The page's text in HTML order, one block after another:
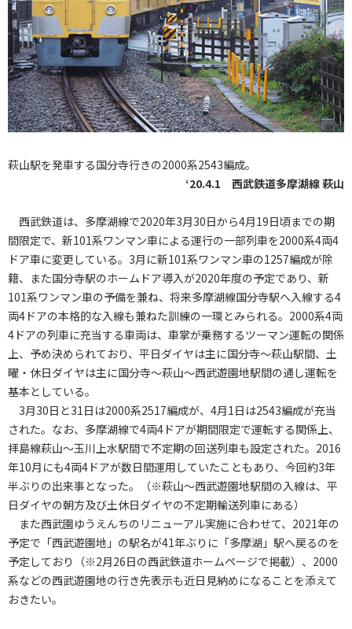
萩山駅を発車する国分寺行きの2000系2543編成。
‘20.4.1 西武鉄道多摩湖線 萩山
西武鉄道は、多摩湖線で2020年3月30日から4月19日頃までの期
間限定で、新101系ワンマン車による運行の一部列車を2000系4両4
ドア車に変更している。3月に新101系ワンマン車の1257編成が除
籍、また国分寺駅のホームドア導入が2020年度の予定であり、新
101系ワンマン車の予備を兼ね、将来多摩湖線国分寺駅へ入線する4
両4ドアの本格的な入線も兼ねた訓練の一環とみられる。2000系4両
4ドアの列車に充当する車両は、車掌が乗務するツーマン運転の関係
上、予め決められており、平日ダイヤは主に国分寺～萩山駅間、土
曜・休日ダイヤは主に国分寺～萩山～西武遊園地駅間の通し運転を
基本としている。
3月30日と31日は2000系2517編成が、4月1日は2543編成が充当
された。なお、多摩湖線で4両4ドアが期間限定で運転する関係上、
拝島線萩山～玉川上水駅間で不定期の回送列車も設定された。2016
年10月にも4両4ドアが数日間運用していたこともあり、今回約3年
半ぶりの出来事となった。（※萩山～西武遊園地駅間の入線は、平
日ダイヤの朝方及び土休日ダイヤの不定期輸送列車にある）
また西武園ゆうえんちのリニューアル実施に合わせて、2021年の
予定で「西武遊園地」の駅名が41年ぶりに「多摩湖」駅へ戻るのを
予定しており（※2月26日の西武鉄道ホームページで掲載）、2000
系などの西武遊園地の行き先表示も近日見納めになることを添えて
おきたい。